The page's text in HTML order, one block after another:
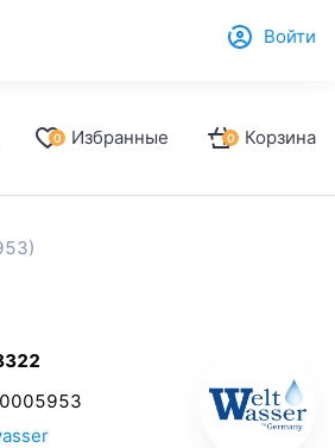
Войти
0 Избранные 0 Корзина